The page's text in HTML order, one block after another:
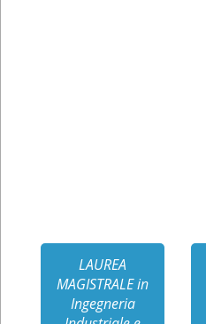
LAUREA
MAGISTRALE in
Ingegneria